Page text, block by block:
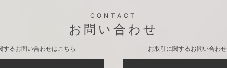
CONTACT
お問い合わせ
するお問い合わせはこちら お取引に関するお問い合わ